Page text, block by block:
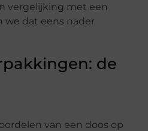
vergelijking met een
we dat eens nader
de
van een doos op